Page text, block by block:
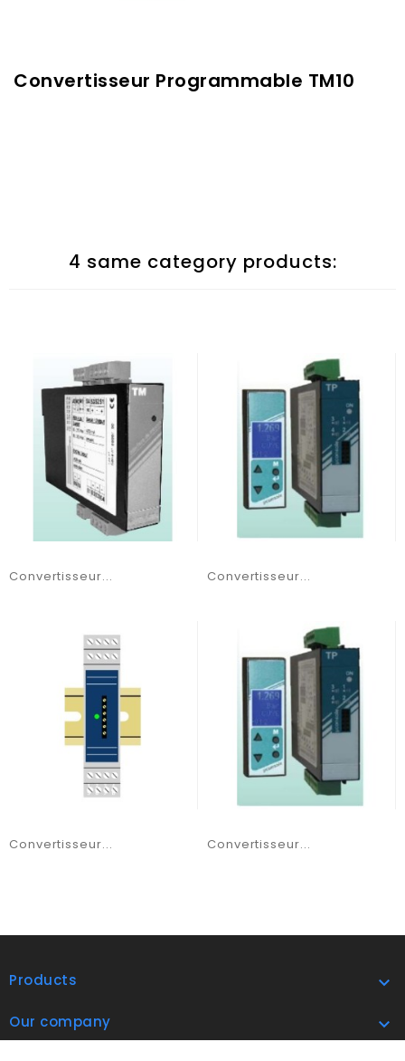
Convertisseur Programmable TM10
4 same category products:
Convertisseur... Convertisseur...
Convertisseur... Convertisseur...
Products 
Our company 